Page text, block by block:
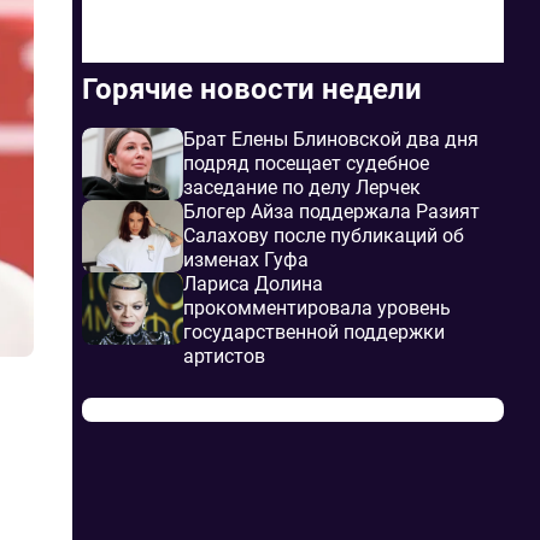
Горячие новости недели
Брат Елены Блиновской два дня
подряд посещает судебное
заседание по делу Лерчек
Блогер Айза поддержала Разият
Салахову после публикаций об
изменах Гуфа
Лариса Долина
прокомментировала уровень
государственной поддержки
артистов